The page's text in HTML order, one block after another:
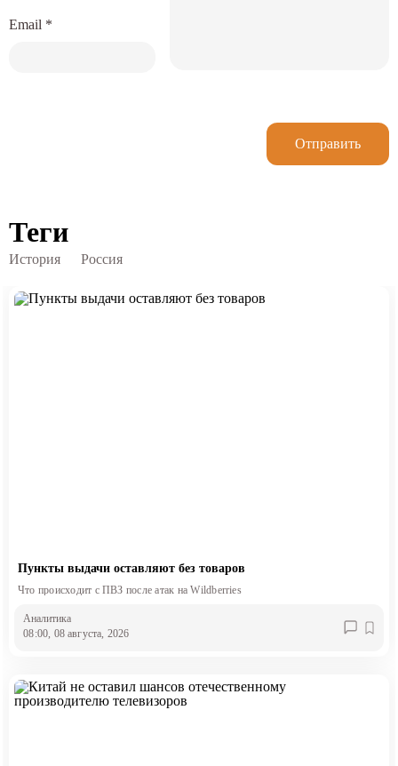
Email *
Отправить
Теги
История Россия
Пункты выдачи оставляют без товаров
Что происходит с ПВЗ после атак на Wildberries
Аналитика
08:00, 08 августа, 2026